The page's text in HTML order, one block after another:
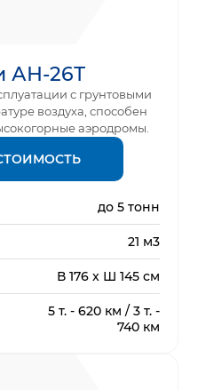
АН-26Т
с грунтовыми
воздуха, способен
аэродромы.
до 5 тонн
21 м3
В 176 x Ш 145 см
5 т. - 620 км / 3 т. -
740 км